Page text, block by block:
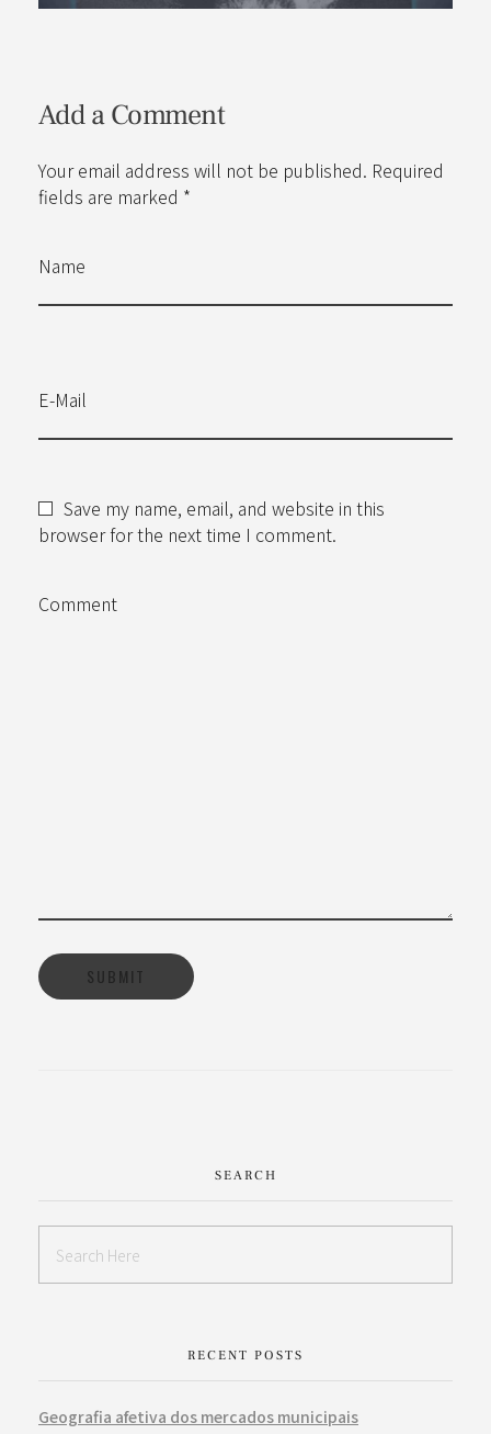
Add a Comment
Your email address will not be published. Required
fields are marked *
Name
E-Mail
Save my name, email, and website in this
browser for the next time I comment.
Comment
SEARCH
RECENT POSTS
Geografia afetiva dos mercados municipais